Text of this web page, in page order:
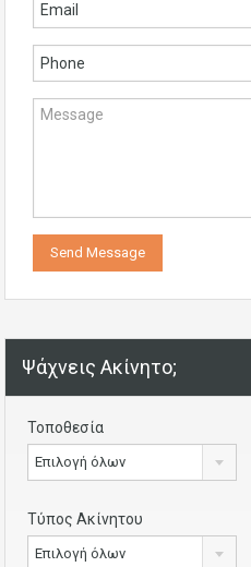
Ψάχνεις Ακίνητο;
Τοποθεσία
Επιλογή όλων
Τύπος Ακίνητου
Επιλογή όλων